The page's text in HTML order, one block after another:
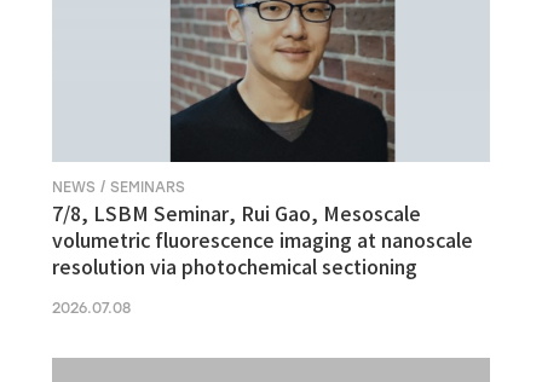
NEWS / SEMINARS
7/8, LSBM Seminar, Rui Gao, Mesoscale
volumetric fluorescence imaging at nanoscale
resolution via photochemical sectioning
2026.07.08